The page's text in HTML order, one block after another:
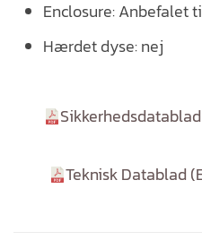
Enclosure: Anbefalet
Hærdet dyse: nej
Teknisk Datablad